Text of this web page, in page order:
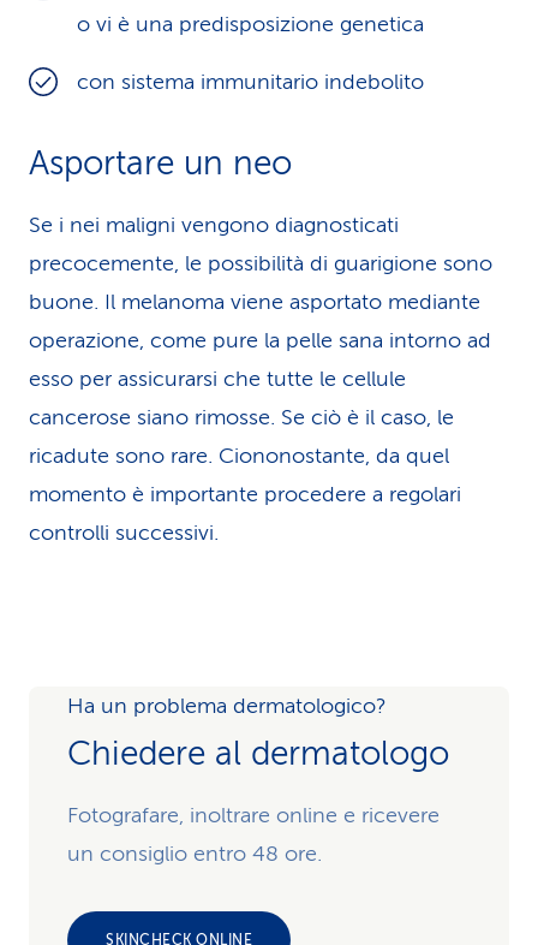
o vi è una predisposizione genetica
con sistema immunitario indebolito
Asportare un neo
Se i nei maligni vengono diagnosticati
precocemente, le possibilità di guarigione sono
buone. Il melanoma viene asportato mediante
operazione, come pure la pelle sana intorno ad
esso per assicurarsi che tutte le cellule
cancerose siano rimosse. Se ciò è il caso, le
ricadute sono rare. Ciononostante, da quel
momento è importante procedere a regolari
controlli successivi.
Ha un problema dermatologico?
Chiedere al dermatologo
Fotografare, inoltrare online e ricevere
un consiglio entro 48 ore.
SKINCHECK ONLINE